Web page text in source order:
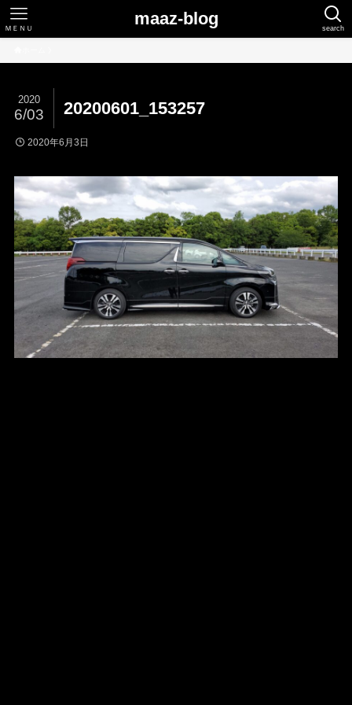
maaz-blog search
ＭＥＮＵ
20200601_153257
2020
6/03
2020年6月3日